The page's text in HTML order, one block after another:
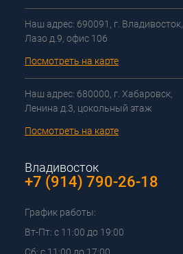
Наш адрес: 690091, г. Владивосток,
Лазо д.9, офис 106
Посмотреть на карте
Наш адрес: 680000, г. Хабаровск,
Ленина д.3, цокольный этаж
Посмотреть на карте
Владивосток
+7 (914) 790-26-18
График работы:
Вт-Пт: с 11:00 до 19:00